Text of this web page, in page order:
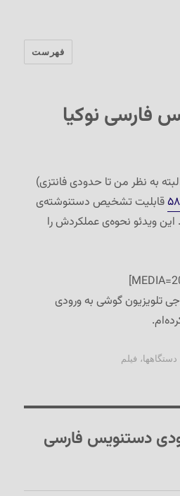
فهرست
فارسی نوکیا
به نظر من تا حدودی فانتزی)
قابلیت تشخیص دستنوشته‌ی
ویدئو نحوه‌ی عملکردش را
تلویزیون گوشی به ورودی
دسته‌ها
دستگاهها، فیلم
دستنویس فارسی